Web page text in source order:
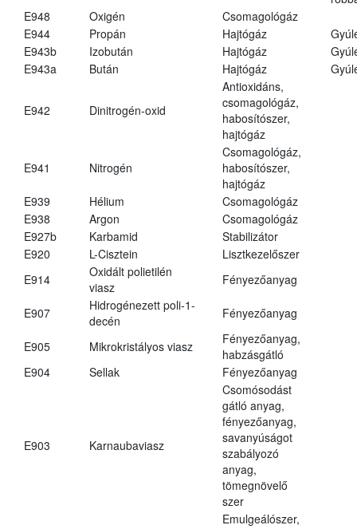
E948
Oxigén
Csomagológáz
E944
Propán Hajtógáz
E943b
Izobután Hajtógáz
E943a
Bután Hajtógáz
E942 Dinitrogén-oxid
Antioxidáns,
csomagológáz,
habosítószer,
hajtógáz
E941 Nitrogén
Csomagológáz,
habosítószer,
hajtógáz
E939
Hélium
Csomagológáz
E938
Argon
Csomagológáz
E927b
Karbamid
Stabilizátor
E920
L-Cisztein
Lisztkezelőszer
E914
Oxidált polietilén
viasz
Fényezőanyag
E907
Hidrogénezett poli-1-
decén
Fényezőanyag
E905 Mikrokristályos viasz
Fényezőanyag,
habzásgátló
E904
Sellak Fényezőanyag
E903 Karnaubaviasz
Csomósodást
gátló anyag,
fényezőanyag,
savanyúságot
szabályozó
anyag,
tömegnövelő
szer
Emulgeálószer,